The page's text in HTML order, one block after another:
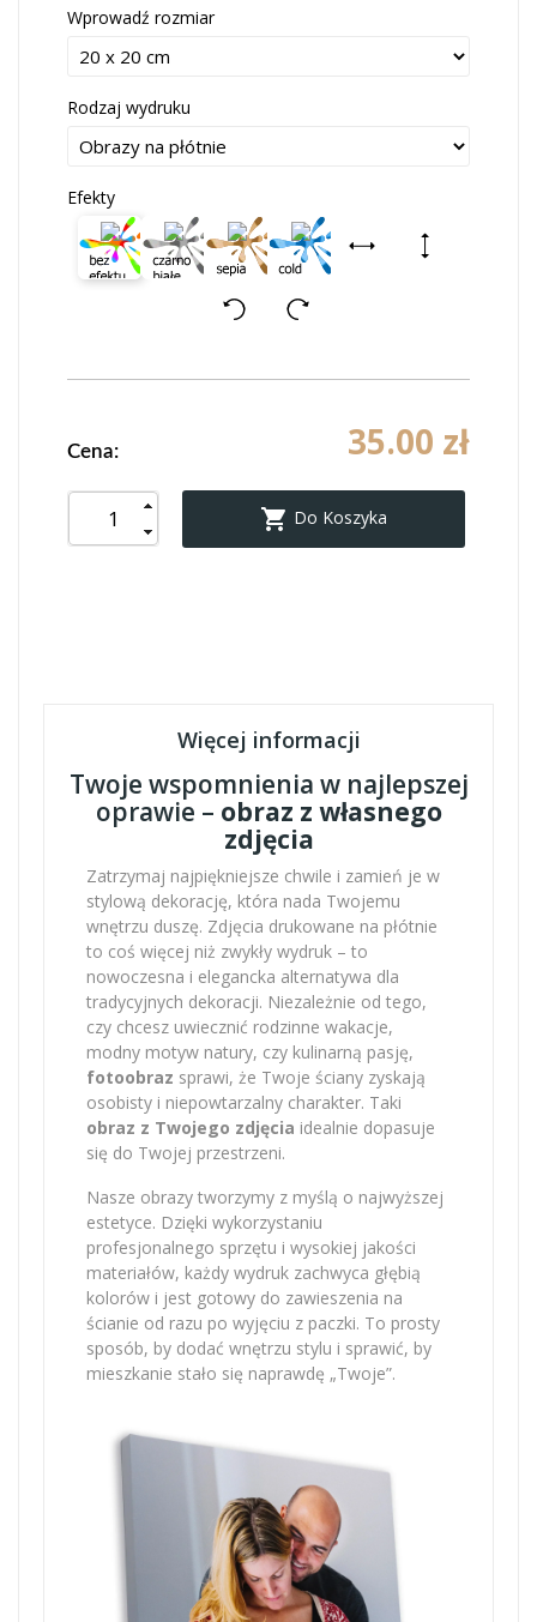
Wprowadź rozmiar
Rodzaj wydruku
Efekty
Cena: 35.00 zł
 Do Koszyka
Więcej informacji
Twoje wspomnienia w najlepszej
oprawie – obraz z własnego
zdjęcia
Zatrzymaj najpiękniejsze chwile i zamień je w
stylową dekorację, która nada Twojemu
wnętrzu duszę. Zdjęcia drukowane na płótnie
to coś więcej niż zwykły wydruk – to
nowoczesna i elegancka alternatywa dla
tradycyjnych dekoracji. Niezależnie od tego,
czy chcesz uwiecznić rodzinne wakacje,
modny motyw natury, czy kulinarną pasję,
fotoobraz sprawi, że Twoje ściany zyskają
osobisty i niepowtarzalny charakter. Taki
obraz z Twojego zdjęcia idealnie dopasuje
się do Twojej przestrzeni.
Nasze obrazy tworzymy z myślą o najwyższej
estetyce. Dzięki wykorzystaniu
profesjonalnego sprzętu i wysokiej jakości
materiałów, każdy wydruk zachwyca głębią
kolorów i jest gotowy do zawieszenia na
ścianie od razu po wyjęciu z paczki. To prosty
sposób, by dodać wnętrzu stylu i sprawić, by
mieszkanie stało się naprawdę „Twoje”.